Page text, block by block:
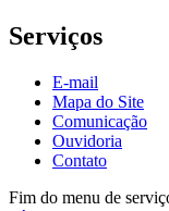
Serviços
E-mail
Mapa do Site
Comunicação
Ouvidoria
Contato
Fim do menu de